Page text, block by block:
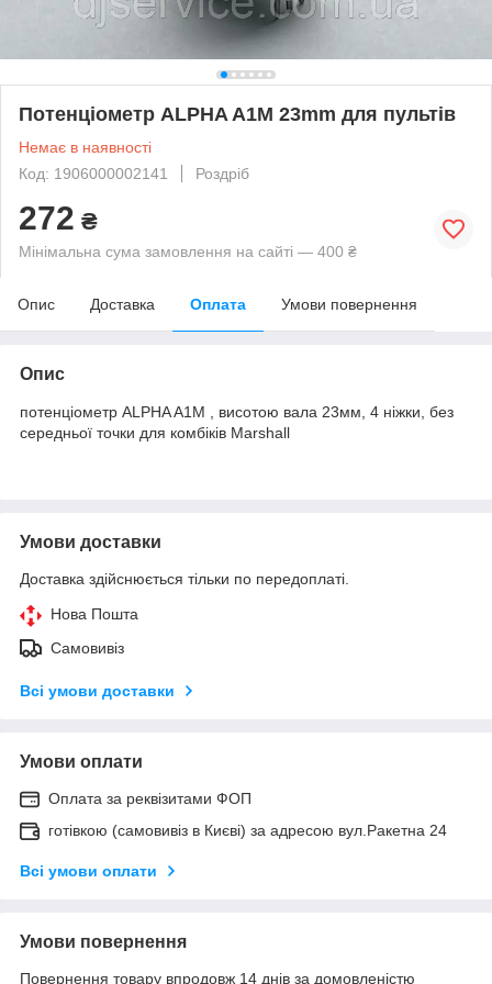
Потенціометр ALPHA A1M 23mm для пультів
Немає в наявності
Код: 1906000002141
Роздріб
272 ₴
Мінімальна сума замовлення на сайті — 400 ₴
Опис Доставка Оплата Умови повернення
Опис
потенціометр ALPHA A1M , висотою вала 23мм, 4 ніжки, без
середньої точки для комбіків Marshall
Умови доставки
Доставка здійснюється тільки по передоплаті.
Нова Пошта
Самовивіз
Всі умови доставки
Умови оплати
Оплата за реквізитами ФОП
готівкою (самовивіз в Києві) за адресою вул.Ракетна 24
Всі умови оплати
Умови повернення
Повернення товару впродовж 14 днів за домовленістю